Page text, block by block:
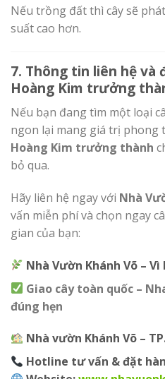
Nếu trồng đất thì cây sẽ
suất cao hơn.
7. Thông tin liên hệ và
Hoàng Kim trưởng
Nếu bạn đang tìm một loại
ngon lại mang giá trị phong
Hoàng Kim trưởng thành
bỏ qua.
Hãy liên hệ ngay với Nhà
vấn miễn phí và chọn ngay
gian của bạn:
Nhà Vườn Khánh Võ –
Giao cây toàn quốc –
đúng hẹn
Nhà vườn Khánh Võ –
Hotline tư vấn & đặt